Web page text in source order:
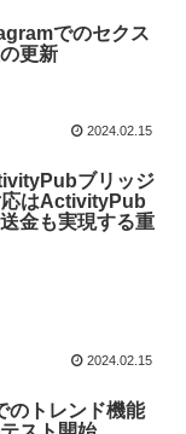
でのセクス
更新
2024.02.15
ブリッジ
はActivityPub
金も実現する重
2024.02.15
のトレンド機能